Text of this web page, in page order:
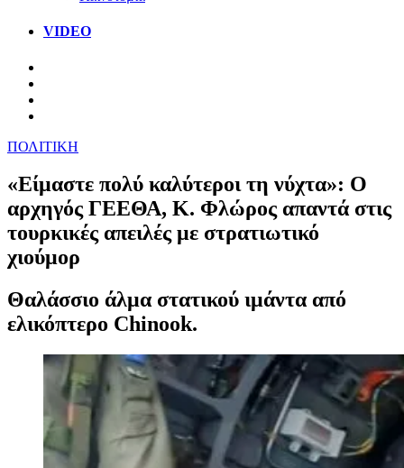
VIDEO
ΠΟΛΙΤΙΚΗ
«Είμαστε πολύ καλύτεροι τη νύχτα»: Ο
αρχηγός ΓΕΕΘΑ, Κ. Φλώρος απαντά στις
τουρκικές απειλές με στρατιωτικό
χιούμορ
Θαλάσσιο άλμα στατικού ιμάντα από
ελικόπτερο Chinook.